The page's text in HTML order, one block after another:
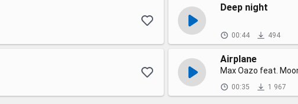
Deep night
00:44 494
Airplane
Max Oazo feat.
00:35 1 967